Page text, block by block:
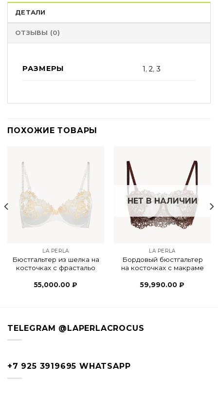
ДЕТАЛИ
ОТЗЫВЫ (0)
РАЗМЕРЫ 1 ,2,3
ПОХОЖИЕ ТОВАРЫ
LA PERLA
Бюстгальтер из шелка на
косточках с фрастальо
55,000.00 ₽
НЕТ В НАЛИЧИИ
LA PERLA
Бордовый бюстгальтер
на косточках с макраме
59,990.00 ₽
TELEGRAM @LAPERLACROCUS
+7 925 3919695 WHATSAPP